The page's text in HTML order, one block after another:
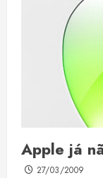
Apple já
27/03/2009